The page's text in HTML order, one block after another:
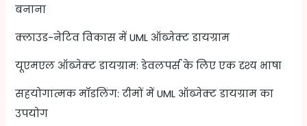
बनाना
क्लाउड-नेटिव विकास में UML ऑब्जेक्ट डायग्राम
यूएमएल ऑब्जेक्ट डायग्राम: डेवलपर्स के लिए एक दृश्य भाषा
सहयोगात्मक मॉडलिंग: टीमों में UML ऑब्जेक्ट डायग्राम का
उपयोग